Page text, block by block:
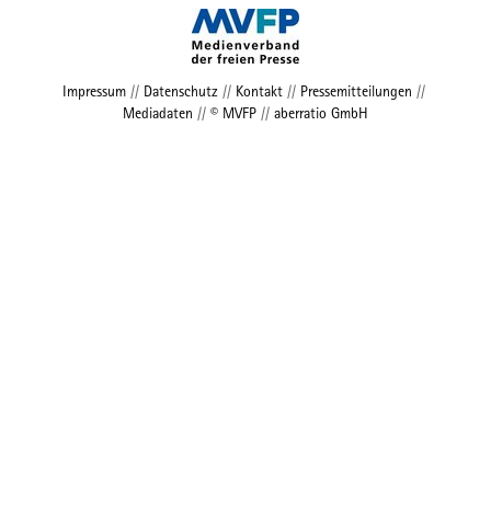
Impressum// Datenschutz // Kontakt// Pressemitteilungen //
Mediadaten // © MVFP // aberratio GmbH